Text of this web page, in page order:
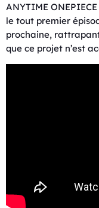
ANYTIME
le tout premier
prochaine,
que ce projet n’est